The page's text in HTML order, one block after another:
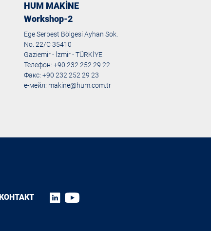
HUM MAKİNE
Workshop-2
Ege Serbest Bölgesi Ayhan Sok.
No. 22/C 35410
Gaziemir - İzmir - TÜRKİYE
Телефон: +90 232 252 29 22
Факс: +90 232 252 29 23
е-мейл: makine@hum.com.tr
КОНТАКТ